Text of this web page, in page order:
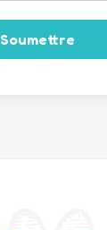
Soumettre